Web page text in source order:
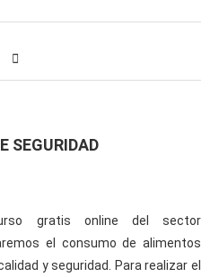
SEGURIDAD
gratis online del sector
el consumo de alimentos
y seguridad. Para realizar el